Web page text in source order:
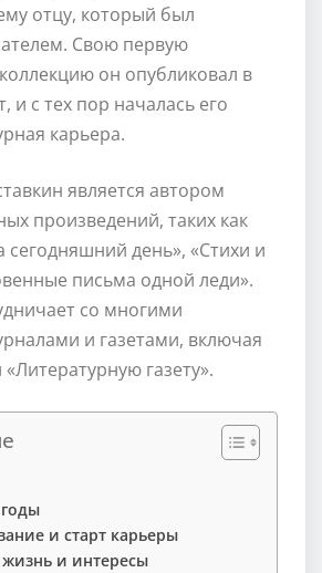
отцу, который был
Свою первую
он опубликовал в
и с тех пор началась его
карьера.
является автором
произведений, таких как
день», «Стихи и
письма одной леди».
со многими
и газетами, включая
газету».
и старт карьеры
и интересы